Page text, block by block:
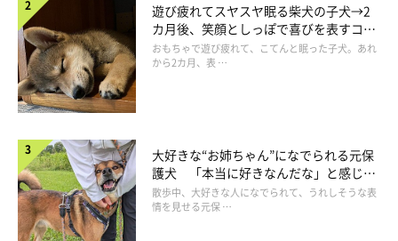
遊び疲れてスヤスヤ眠る柴犬の子犬→2
カ月後、笑顔としっぽで喜びを表すコに
成長！
おもちゃで遊び疲れて、こてんと眠った子犬。あれ
から2カ月、表 …
大好きな“お姉ちゃん”になでられる元保
護犬 「本当に好きなんだな」と感じる
表情にほっこり
散歩中、大好きな人になでられて、うれしそうな表
情を見せる元保 …